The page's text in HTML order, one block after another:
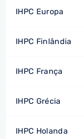
IHPC Europa
IHPC Finlândia
IHPC França
IHPC Grécia
IHPC Holanda